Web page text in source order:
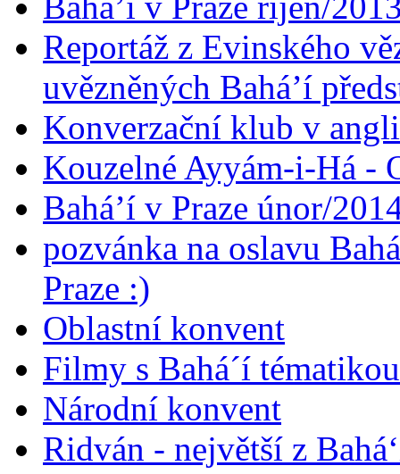
Reportáž z Evinského
uvězněných Bahá’í
Konverzační klub v
Kouzelné Ayyám-i-Há -
Bahá’í v Praze únor/
pozvánka na oslavu
Praze :)
Oblastní konvent
Filmy s Bahá´í
Národní konvent
Ridván - největší z